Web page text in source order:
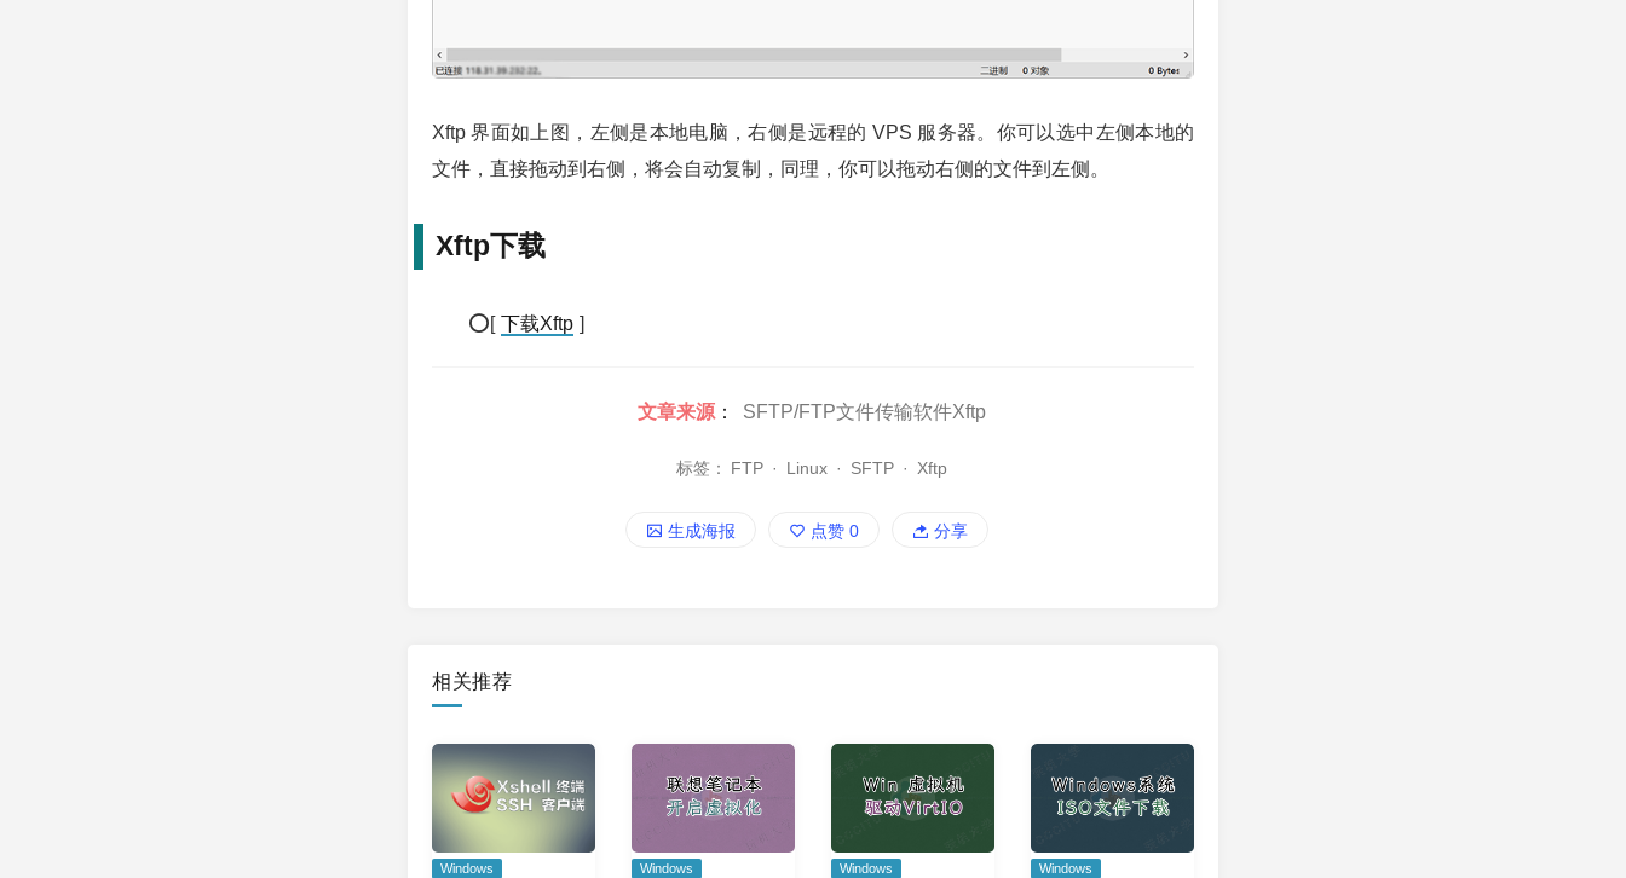
Xftp 界面如上图，左侧是本地电脑，右侧是远程的 VPS 服务器。你可以选中左侧本地的
文件，直接拖动到右侧，将会自动复制，同理，你可以拖动右侧的文件到左侧。
Xftp下载
⭕[ 下载Xftp ]
文章来源： SFTP/FTP文件传输软件Xftp
标签： FTP · Linux · SFTP · Xftp
生成海报 点赞 0 分享
相关推荐
Windows Windows Windows Windows